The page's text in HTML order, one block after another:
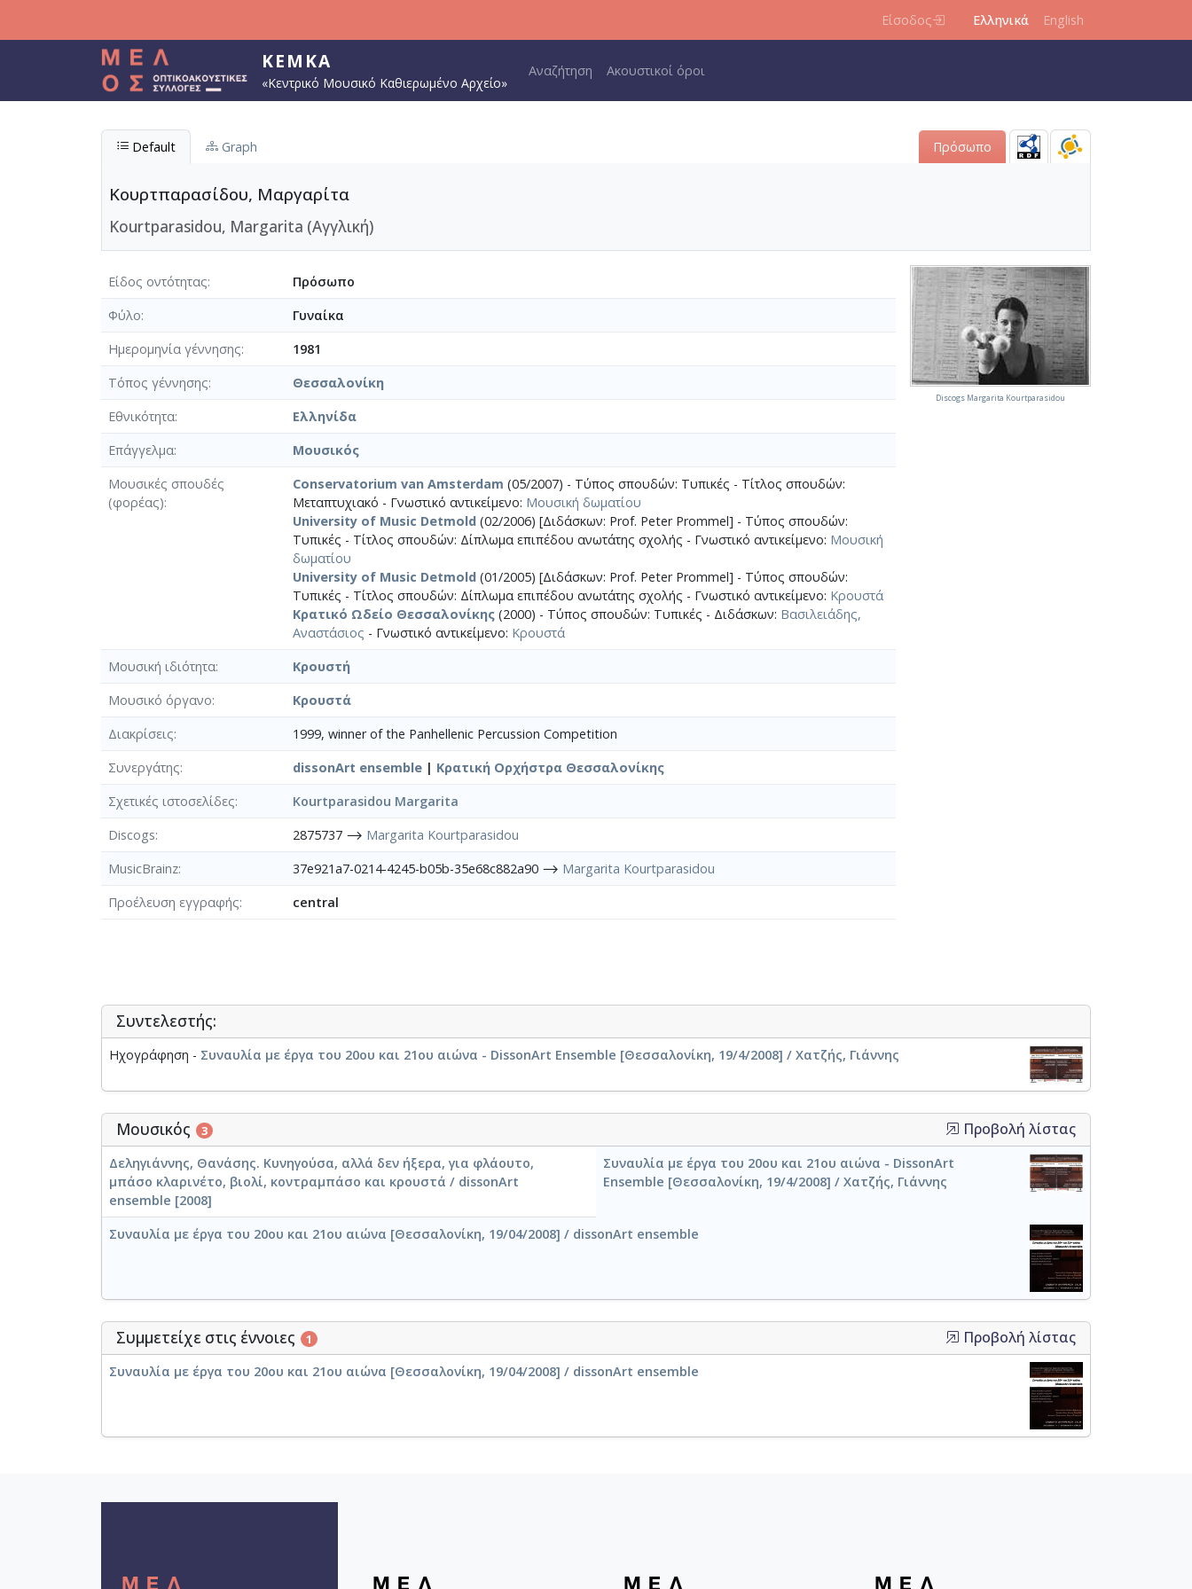
Είσοδος Ελληνικά English
ΚΕΜΚΑ
«Κεντρικό Μουσικό Καθιερωμένο Αρχείο»
Main navigation
Αναζήτηση Ακουστικοί όροι
Default Graph Πρόσωπο
Κουρτπαρασίδου, Μαργαρίτα
Kourtparasidou, Margarita (Αγγλική)
Είδος οντότητας
Πρόσωπο
Φύλο
Γυναίκα
Ημερομηνία γέννησης
1981
Τόπος γέννησης
Θεσσαλονίκη
Εθνικότητα
Ελληνίδα
Επάγγελμα
Μουσικός
Μουσικές σπουδές
(φορέας)
Conservatorium van Amsterdam (05/2007) - Τύπος σπουδών: Τυπικές - Τίτλος σπουδών:
Μεταπτυχιακό - Γνωστικό αντικείμενο: Μουσική δωματίου
University of Music Detmold (02/2006) [Διδάσκων: Prof. Peter Prommel] - Τύπος σπουδών:
Τυπικές - Τίτλος σπουδών: Δίπλωμα επιπέδου ανωτάτης σχολής - Γνωστικό αντικείμενο: Μουσική
δωματίου
University of Music Detmold (01/2005) [Διδάσκων: Prof. Peter Prommel] - Τύπος σπουδών:
Τυπικές - Τίτλος σπουδών: Δίπλωμα επιπέδου ανωτάτης σχολής - Γνωστικό αντικείμενο: Κρουστά
Κρατικό Ωδείο Θεσσαλονίκης (2000) - Τύπος σπουδών: Τυπικές - Διδάσκων: Βασιλειάδης,
Αναστάσιος - Γνωστικό αντικείμενο: Κρουστά
Μουσική ιδιότητα
Κρουστή
Μουσικό όργανο
Κρουστά
Διακρίσεις
1999, winner of the Panhellenic Percussion Competition
Συνεργάτης
dissonArt ensemble | Κρατική Ορχήστρα Θεσσαλονίκης
Σχετικές ιστοσελίδες
Kourtparasidou Margarita
Discogs
2875737 ⟶ Margarita Kourtparasidou
MusicBrainz
37e921a7-0214-4245-b05b-35e68c882a90 ⟶ Margarita Kourtparasidou
Προέλευση εγγραφής
central
Discogs Margarita Kourtparasidou
Συντελεστής:
Ηχογράφηση - Συναυλία με έργα του 20ου και 21ου αιώνα - DissonArt Ensemble [Θεσσαλονίκη, 19/4/2008] / Χατζής, Γιάννης
Μουσικός 3 Προβολή λίστας
Δεληγιάννης, Θανάσης. Κυνηγούσα, αλλά δεν ήξερα, για φλάουτο,
μπάσο κλαρινέτο, βιολί, κοντραμπάσο και κρουστά / dissonArt
ensemble [2008]
Συναυλία με έργα του 20ου και 21ου αιώνα - DissonArt
Ensemble [Θεσσαλονίκη, 19/4/2008] / Χατζής, Γιάννης
Συναυλία με έργα του 20ου και 21ου αιώνα [Θεσσαλονίκη, 19/04/2008] / dissonArt ensemble
Συμμετείχε στις έννοιες 1 Προβολή λίστας
Συναυλία με έργα του 20ου και 21ου αιώνα [Θεσσαλονίκη, 19/04/2008] / dissonArt ensemble